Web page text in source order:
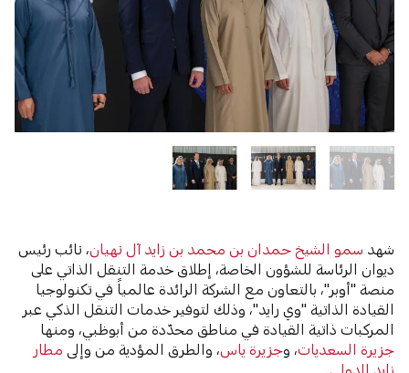
شهد سمو الشيخ حمدان بن محمد بن زايد آل نهيان، نائب رئيس
ديوان الرئاسة للشؤون الخاصة، إطلاق خدمة التنقل الذاتي على
منصة "أوبر"، بالتعاون مع الشركة الرائدة عالمياً في تكنولوجيا
القيادة الذاتية "وي رايد"، وذلك لتوفير خدمات التنقل الذكي عبر
المركبات ذاتية القيادة في مناطق محدّدة من أبوظبي، ومنها
جزيرة السعديات، وجزيرة ياس، والطرق المؤدية من وإلى مطار
زايد الدولي.